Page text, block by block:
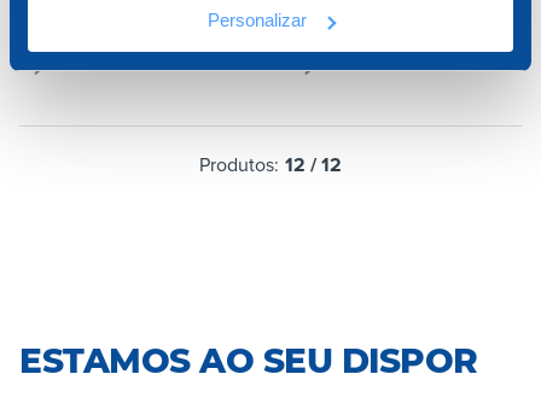
Personalizar
Strait-Flex Original 60 mm
Flex 76 mm
Produtos: 12 /12
ESTAMOS AO SEU DISPOR